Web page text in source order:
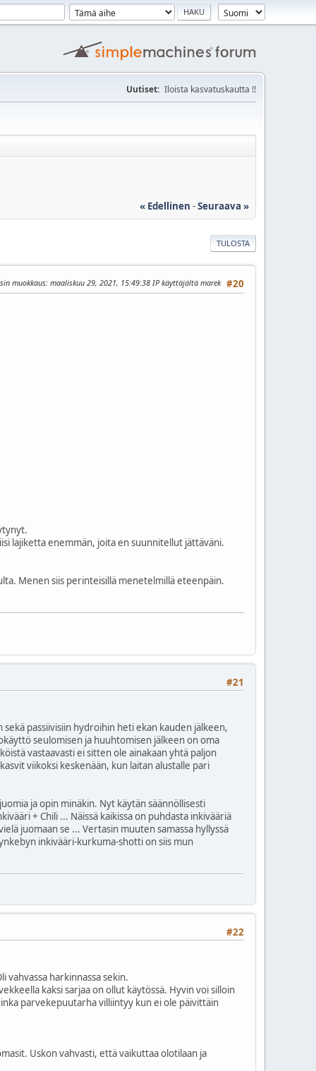
Uutiset: Iloista kasvatuskautta !!
« Edellinen -Seuraava »
TULOSTA
#20
muokkaus: maaliskuu 29, 2021, 15:49:38 IP käyttäjältä marek
lajiketta enemmän, joita en suunnitellut jättäväni.
Menen siis perinteisillä menetelmillä eteenpäin.
#21
passiivisiin hydroihin heti ekan kauden jälkeen,
seulomisen ja huuhtomisen jälkeen on oma
vastaavasti ei sitten ole ainakaan yhtä paljon
viikoksi keskenään, kun laitan alustalle pari
ja opin minäkin. Nyt käytän säännöllisesti
+ Chili ... Näissä kaikissa on puhdasta inkivääriä
juomaan se ... Vertasin muuten samassa hyllyssä
inkivääri-kurkuma-shotti on siis mun
#22
vahvassa harkinnassa sekin.
kaksi sarjaa on ollut käytössä. Hyvin voi silloin
parvekepuutarha villiintyy kun ei ole päivittäin
Uskon vahvasti, että vaikuttaa olotilaan ja